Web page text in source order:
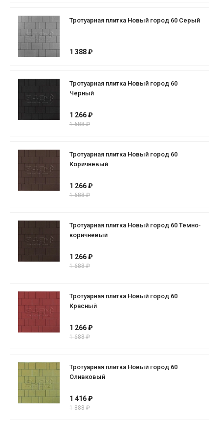
Тротуарная плитка Новый город 60 Серый
1 388 ₽
Тротуарная плитка Новый город 60
Черный
1 266 ₽
1 688 ₽
Тротуарная плитка Новый город 60
Коричневый
1 266 ₽
1 688 ₽
Тротуарная плитка Новый город 60 Темно-
коричневый
1 266 ₽
1 688 ₽
Тротуарная плитка Новый город 60
Красный
1 266 ₽
1 688 ₽
Тротуарная плитка Новый город 60
Оливковый
1 416 ₽
1 888 ₽